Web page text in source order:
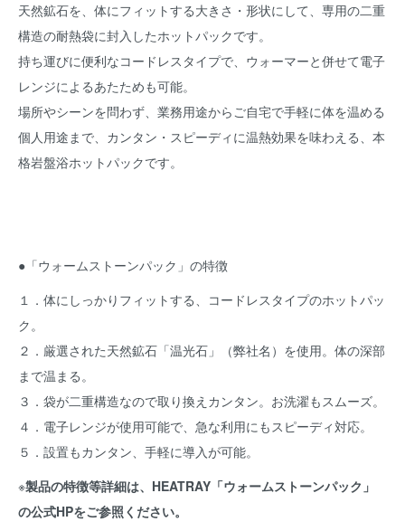
天然鉱石を、体にフィットする大きさ・形状にして、専用の二重
構造の耐熱袋に封入したホットパックです。
持ち運びに便利なコードレスタイプで、ウォーマーと併せて電子
レンジによるあたためも可能。
場所やシーンを問わず、業務用途からご自宅で手軽に体を温める
個人用途まで、カンタン・スピーディに温熱効果を味わえる、本
格岩盤浴ホットパックです。
●「ウォームストーンパック」の特徴
１．体にしっかりフィットする、コードレスタイプのホットパッ
ク。
２．厳選された天然鉱石「温光石」（弊社名）を使用。体の深部
まで温まる。
３．袋が二重構造なので取り換えカンタン。お洗濯もスムーズ。
４．電子レンジが使用可能で、急な利用にもスピーディ対応。
５．設置もカンタン、手軽に導入が可能。
※製品の特徴等詳細は、HEATRAY「ウォームストーンパック」
の公式HPをご参照ください。